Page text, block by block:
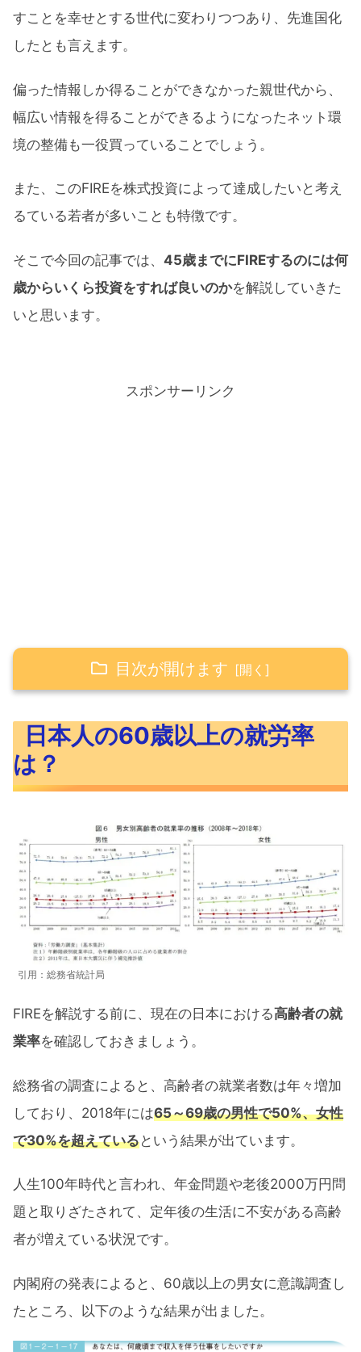
すことを幸せとする世代に変わりつつあり、先進国化
したとも言えます。
偏った情報しか得ることができなかった親世代から、
幅広い情報を得ることができるようになったネット環
境の整備も一役買っていることでしょう。
また、このFIREを株式投資によって達成したいと考え
るている若者が多いことも特徴です。
そこで今回の記事では、 45歳までにFIREするのには何
歳からいくら投資をすれば良いのかを解説していきた
いと思います。
スポンサーリンク
目次が開けます
FIREとは
FIREするために必要な金額は？
45歳までにFIREするために7,500万円を貯
める
サイドFIREのために3,750万円貯める
45歳までにFIREするのに必要な投資額は？
まとめ
日本人の60歳以上の就労率
は？
引用：総務省統計局
FIREを解説する前に、現在の日本における高齢者の就
業率を確認しておきましょう。
総務省の調査によると、高齢者の就業者数は年々増加
しており、2018年には65～69歳の男性で50%、女性
で30%を超えているという結果が出ています。
人生100年時代と言われ、年金問題や老後2000万円問
題と取りざたされて、定年後の生活に不安がある高齢
者が増えている状況です。
内閣府の発表によると、60歳以上の男女に意識調査し
たところ、以下のような結果が出ました。